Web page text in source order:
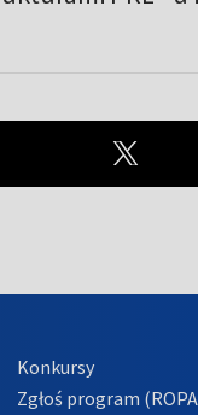
Konkursy
Zgłoś program